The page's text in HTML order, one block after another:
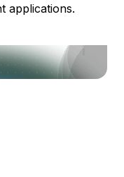
applications.